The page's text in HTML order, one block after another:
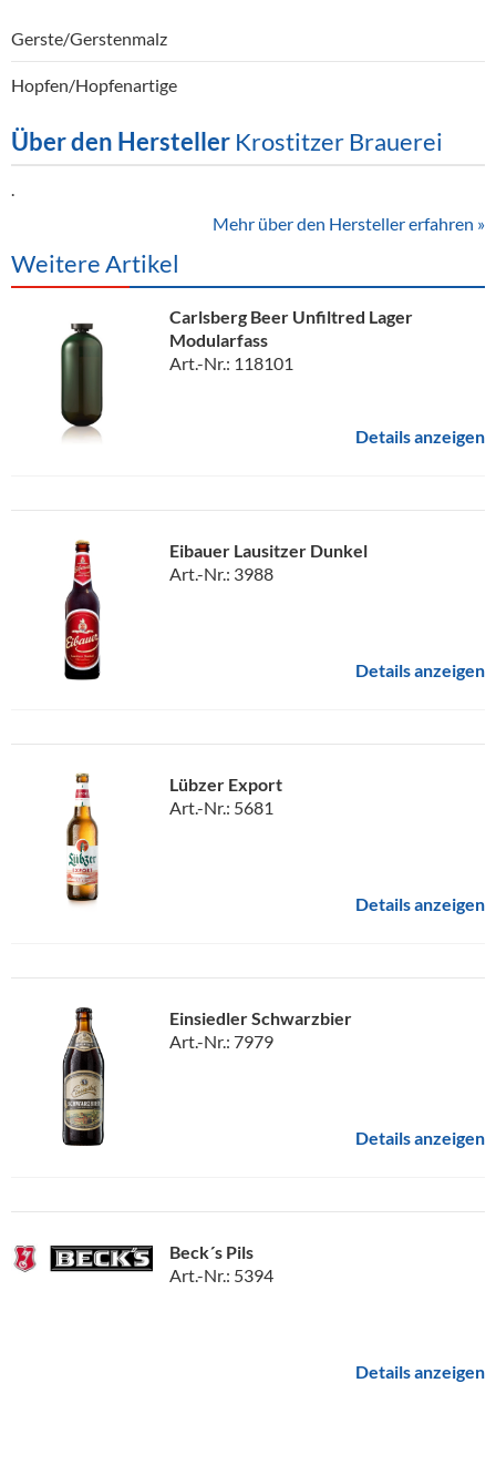
Gerste/Gerstenmalz
Hopfen/Hopfenartige
Über den Hersteller Krostitzer Brauerei
Mehr über den Hersteller erfahren »
Weitere Artikel
Carlsberg Beer Unfiltred Lager
Modularfass
Art.-Nr.: 118101
Details anzeigen
Eibauer Lausitzer Dunkel
Art.-Nr.: 3988
Details anzeigen
Lübzer Export
Art.-Nr.: 5681
Details anzeigen
Einsiedler Schwarzbier
Art.-Nr.: 7979
Details anzeigen
Beck´s Pils
Art.-Nr.: 5394
Details anzeigen